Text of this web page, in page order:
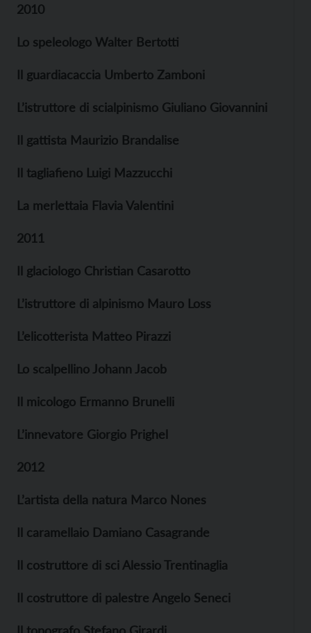
2010
Lo speleologo Walter Bertotti
Il guardiacaccia Umberto Zamboni
L’istruttore di scialpinismo Giuliano Giovannini
Il gattista Maurizio Brandalise
Il tagliafieno Luigi Mazzucchi
La merlettaia Flavia Valentini
2011
Il glaciologo Christian Casarotto
L’istruttore di alpinismo Mauro Loss
L’elicotterista Matteo Pirazzi
Lo scalpellino Johann Jacob
Il micologo Ermanno Brunelli
L’innevatore Giorgio Prighel
2012
L’artista della natura Marco Nones
Il caramellaio Damiano Casagrande
Il costruttore di sci Alessio Trentinaglia
Il costruttore di palestre Angelo Seneci